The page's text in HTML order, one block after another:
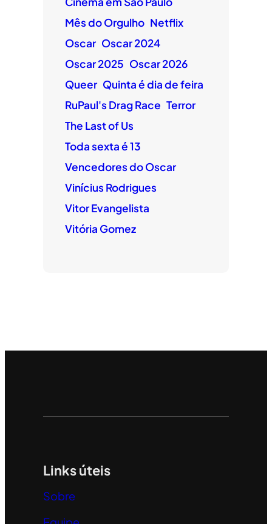
Mês do Orgulho Netflix
Oscar Oscar 2024
Oscar 2025 Oscar 2026
Queer Quinta é dia de feira
RuPaul's Drag Race Terror
The Last of Us
Toda sexta é 13
Vencedores do Oscar
Vinícius Rodrigues
Vitor Evangelista
Vitória Gomez
Links úteis
Sobre